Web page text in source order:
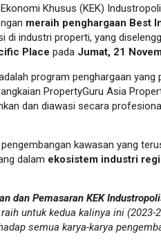
Khusus (KEK)
meraih penghargaan Best
di industri properti, yang
Place pada Jumat, 21
program penghargaan
PropertyGuru Asia
dan diawasi secara
kawasan yang
dalam ekosistem industri
dan Pemasaran KEK
untuk kedua kalinya ini
semua karya-karya